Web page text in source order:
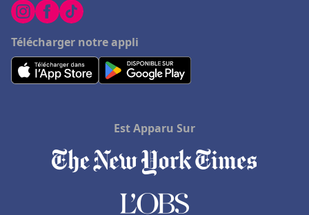
Télécharger notre appli
Est Apparu Sur